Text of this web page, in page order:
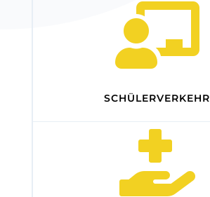

SCHÜLERVERKEHR
